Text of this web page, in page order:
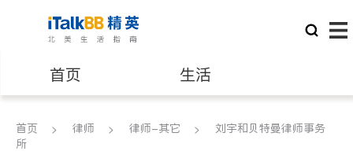
首页 生活
医生 律师
首页 律师 律师-其它
刘宇和贝特曼律师事务
所